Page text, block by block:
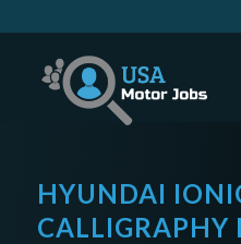
HYUNDAI
CALLIGRAPHY